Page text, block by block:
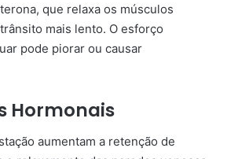
que relaxa os músculos
mais lento. O esforço
pode piorar ou causar
Hormonais
aumentam a retenção de